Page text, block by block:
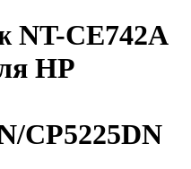
NT-CE742A
НР
CP5225DN